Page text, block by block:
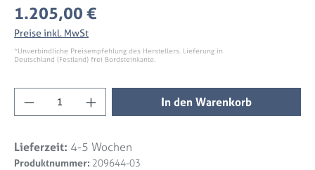
Regulärer Preis:
1.205,00 €
Preise inkl. MwSt
*Unverbindliche Preisempfehlung des Herstellers. Lieferung in
Deutschland (Festland) frei Bordsteinkante.
Produkt Anzahl: Gib den gewünschten
In den Warenkorb
Lieferzeit: 4-5 Wochen
Produktnummer: 209644-03